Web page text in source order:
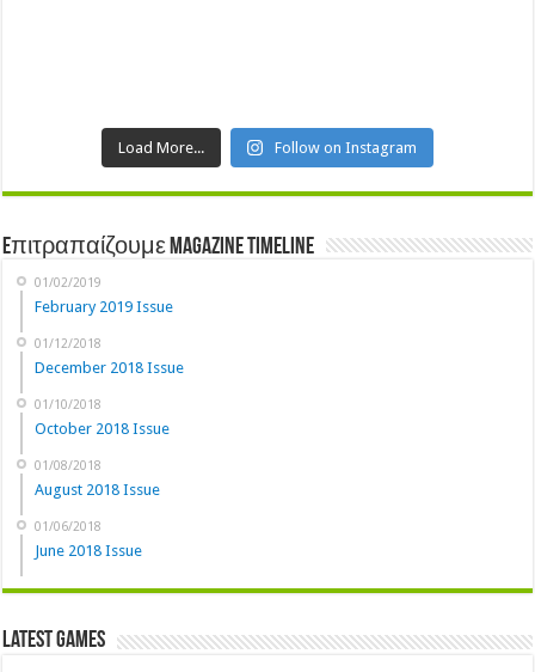
Load More... Follow on Instagram
Eπιτραπαίζουμε Magazine Timeline
01/02/2019
February 2019 Issue
01/12/2018
December 2018 Issue
01/10/2018
October 2018 Issue
01/08/2018
August 2018 Issue
01/06/2018
June 2018 Issue
Latest Games